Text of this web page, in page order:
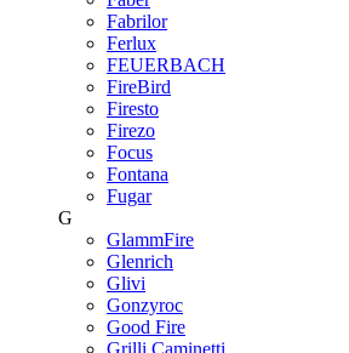
Fabrilor
Ferlux
FEUERBACH
FireBird
Firesto
Firezo
Focus
Fontana
Fugar
G
GlammFire
Glenrich
Glivi
Gonzyroc
Good Fire
Grilli Caminetti